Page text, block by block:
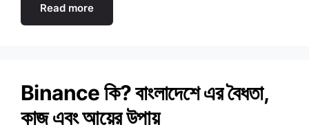
Read more
Binance কি? বাংলাদেশে এর বৈধতা,
কাজ এবং আয়ের উপায়